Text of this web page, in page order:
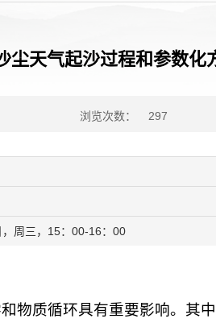
尘天气起沙过程和参数化
浏览次数： 297
周三，15：00-16：00
物质循环具有重要影响。其